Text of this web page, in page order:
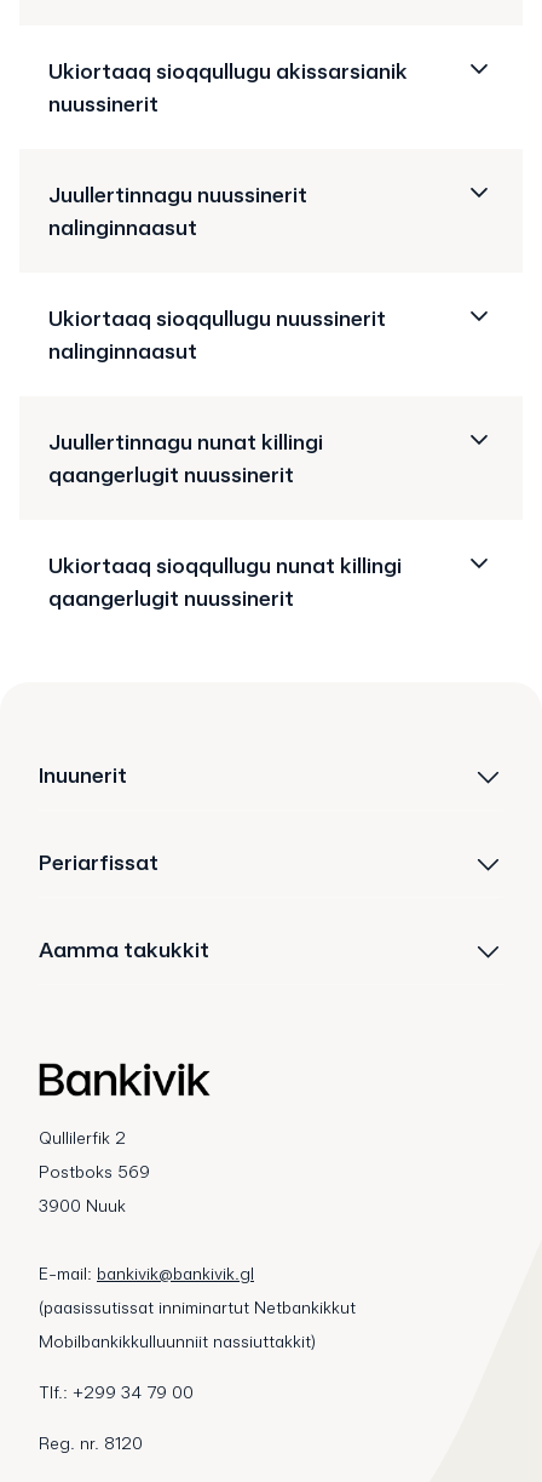
Ukiortaaq sioqqullugu akissarsianik
nuussinerit
Juullertinnagu nuussinerit
nalinginnaasut
Ukiortaaq sioqqullugu nuussinerit
nalinginnaasut
Juullertinnagu nunat killingi
qaangerlugit nuussinerit
Ukiortaaq sioqqullugu nunat killingi
qaangerlugit nuussinerit
Inuunerit
Periarfissat
Aamma takukkit
Qullilerfik 2
Postboks 569
3900 Nuuk
E-mail: bankivik@bankivik.gl
(paasissutissat inniminartut Netbankikkut
Mobilbankikkulluunniit nassiuttakkit)
Tlf.: +299 34 79 00
Reg. nr. 8120